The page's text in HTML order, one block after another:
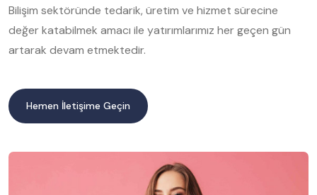
Bilişim sektöründe tedarik, üretim ve hizmet sürecine
değer katabilmek amacı ile yatırımlarımız her geçen gün
artarak devam etmektedir.
Hemen İletişime Geçin